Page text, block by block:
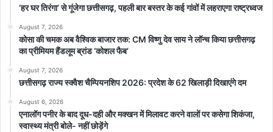
‘हर घर तिरंगा’ से गूंजेगा छत्तीसगढ़, पहली बार बस्तर के कई गांवों में लहराएगा राष्ट्रध्वज
August 7, 2026
कोसा की चमक अब वैश्विक बाजार तक: CM विष्णु देव साय ने लॉन्च किया छत्तीसगढ़
का प्रीमियम हैंडलूम ब्रांड ‘कोशल फैब’
August 7, 2026
छत्तीसगढ़ राज्य स्क्वैश चैम्पियनशिप 2026: प्रदेश के 62 खिलाड़ी दिखाएंगे दम
August 6, 2026
एनालॉग पनीर के बाद दूध-दही और मक्खन में मिलावट करने वालों पर कसेगा शिकंजा,
स्वास्थ्य मंत्री बोले- नहीं छोड़ेंगे